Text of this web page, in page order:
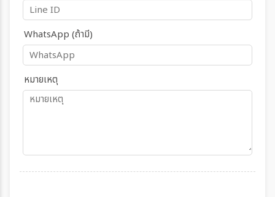
WhatsApp (ถ้ามี)
หมายเหตุ